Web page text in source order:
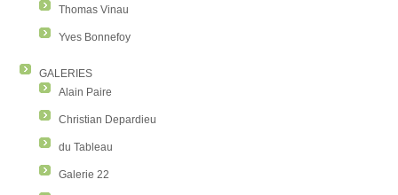
Thomas Vinau
Yves Bonnefoy
GALERIES
Alain Paire
Christian Depardieu
du Tableau
Galerie 22